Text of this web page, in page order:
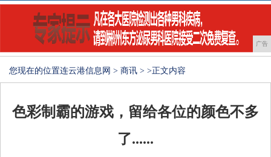
广告
您现在的位置连云港信息网 > 商讯 > >正文内容
色彩制霸的游戏，留给各位的颜色不多
了......